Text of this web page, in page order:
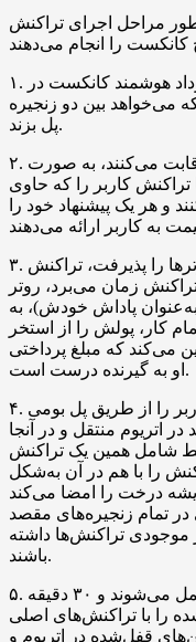
مراحل اجرای تراکنش
۱. در ابتدا، کاربر تراکنشی خود را به قرارداد هوشمند کانکست در
می‌خواهد بین دو زنجیره
پل بزند.
۲. این تراکنش برای روترها که با هم رقابت می‌کنند، به صورت
کاربر را که حاوی
و هر یک پیشنهاد خود را
۳. وقتی کاربر پیشنهاد یکی از روترها را پذیرفت، تراکنش
زمان می‌برد، روتر
پاداش خودش)، به
کار، پولش را از استخر
می‌کند که مبلغ پرداختی
او به گیرنده درست است.
۴. قرارداد هوشمند کانکست، وجوه کاربر را از طریق پل بومی
اتریوم منتقل و در آنجا
شامل همین یک تراکنش
را با هم در آن به‌شکل
درخت را امضا می‌کند
در تمام زنجیره‌های مقصد
موجودی تراکنش‌ها داشته
باشند.
۵. حالا ناظران نومد در هر زنجیره وارد عمل می‌شوند و ۳۰ دقیقه
را با تراکنش‌های اصلی
قفل‌شده در اتریوم و